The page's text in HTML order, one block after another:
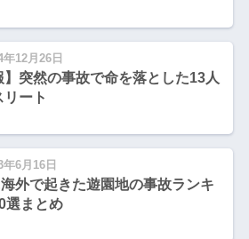
年12月26日
】​突然の事故で命を落とした13人
ート
年6月16日
外で起きた遊園地の事故ランキ
選まとめ